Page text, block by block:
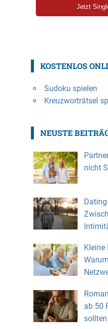
KOSTENLOS
Sudoku spielen
Kreuzworträtsel
NEUSTE
nicht
Kleine
ab 50
sollten